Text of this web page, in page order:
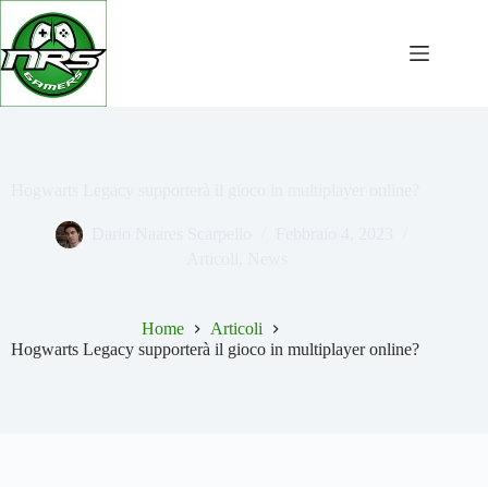
Salta
contenuto
Home
Articoli
Hogwarts Legacy supporterà il gioco in multiplayer online?